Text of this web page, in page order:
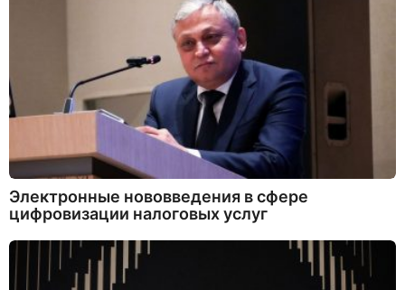
Электронные нововведения в сфере
цифровизации налоговых услуг